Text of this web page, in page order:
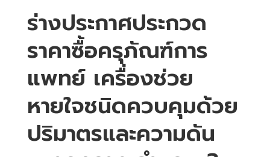
ร่างประกาศประกวด
ราคาซื้อครุภัณฑ์การ
แพทย์ เครื่องช่วย
หายใจชนิดควบคุมด้วย
ปริมาตรและความดัน